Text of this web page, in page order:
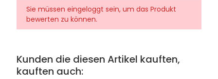
Sie müssen eingeloggt sein, um das Produkt
bewerten zu können.
Kunden die diesen Artikel kauften,
kauften auch: